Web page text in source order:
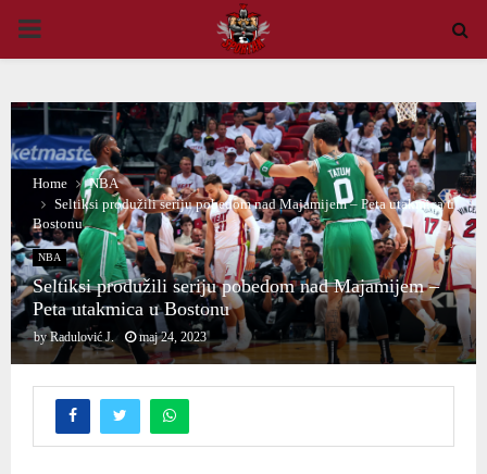
PRIMARY
Home
NBA
Seltiksi produžili seriju pobedom nad Majamijem – Peta utakmica u
Bostonu
NBA
Seltiksi produžili seriju pobedom nad Majamijem –
Peta utakmica u Bostonu
byRadulović J. maj 24, 2023